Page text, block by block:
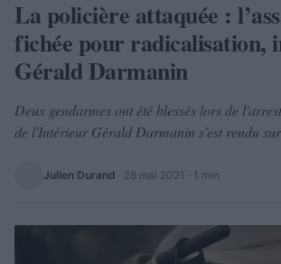
La policière attaquée :
fichée pour radicalisation,
Gérald Darmanin
Deux gendarmes ont été blessés lors de
de l'Intérieur Gérald Darmanin s'est rendu
Julien Durand · 28 mai 2021 · 1 min